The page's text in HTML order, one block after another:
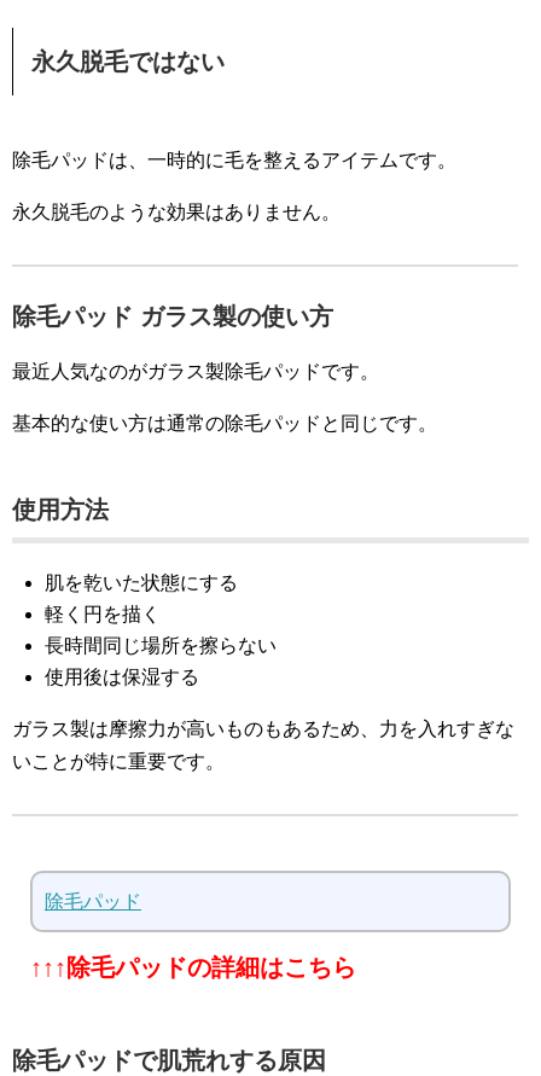
永久脱毛ではない
除毛パッドは、一時的に毛を整えるアイテムです。
永久脱毛のような効果はありません。
除毛パッド ガラス製の使い方
最近人気なのがガラス製除毛パッドです。
基本的な使い方は通常の除毛パッドと同じです。
使用方法
肌を乾いた状態にする
軽く円を描く
長時間同じ場所を擦らない
使用後は保湿する
ガラス製は摩擦力が高いものもあるため、力を入れすぎな
いことが特に重要です。
除毛パッド
↑↑↑除毛パッドの詳細はこちら
除毛パッドで肌荒れする原因